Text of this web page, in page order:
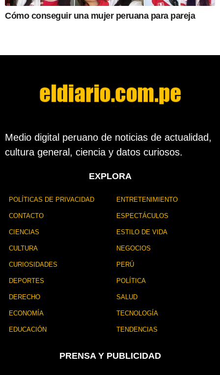
Cómo conseguir una mujer peruana para pareja
Medio digital peruano de noticias de actualidad,
cultura general, ciencia y datos curiosos.
EXPLORA
POLÍTICAS DE PRIVACIDAD
CONTACTO
CIENCIAS
CULTURA
CURIOSIDADES
DEPORTES
DERECHO
ECONOMÍA
EDUCACIÓN
ENTRETENIMIENTO
ESPECTÁCULOS
ESTILO DE VIDA
NEGOCIOS
PERÚ
POLÍTICA
SALUD
TECNOLOGÍA
TENDENCIAS
PRENSA Y PUBLICIDAD